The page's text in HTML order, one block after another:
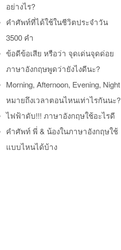
อย่างไร?
คำศัพท์ที่ได้ใช้ในชีวิตประจำวัน
3500 คำ
ข้อดีข้อเสีย หรือว่า จุดเด่นจุดด่อย
ภาษาอังกฤษพูดว่ายังไงดีนะ?
Morning, Afternoon, Evening, Night
หมายถึงเวลาตอนไหนเท่าไรกันนะ?
ไฟฟ้าดับ!!! ภาษาอังกฤษใช้อะไรดี
คำศัพท์ พี่ & น้องในภาษาอังกฤษใช้
แบบไหนได้บ้าง